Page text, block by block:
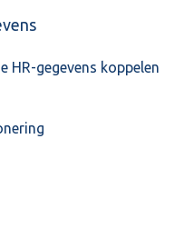
HR-gegevens koppelen